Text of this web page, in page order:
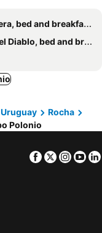
bed and breakfasts
bed and breakfasts
Uruguay
Rocha
Polonio
Facebook
Twitter